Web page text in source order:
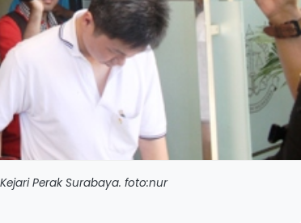
Perak Surabaya. foto:nur